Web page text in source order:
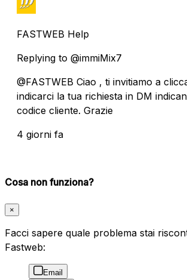
FASTWEB Help
Replying to @immiMix7
@FASTWEB Ciao , ti invitiamo a
indicarci la tua richiesta in DM
codice cliente. Grazie
4 giorni fa
Cosa non funziona?
×
Facci sapere quale problema stai
Fastweb:
Email